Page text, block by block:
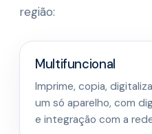
região:
Multifuncional
Imprime, copia,
um só aparelho, com
e integração com a